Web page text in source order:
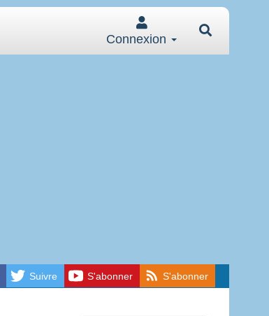
Connexion
Suivre S'abonner S'abonner